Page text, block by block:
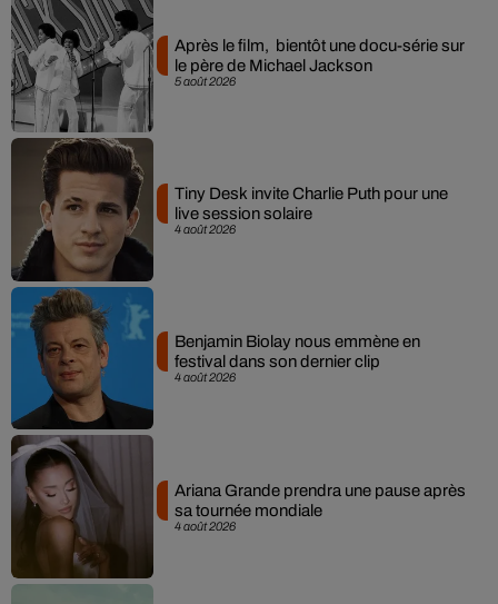
5 août 2026
Après le film, bientôt une docu-série sur
le père de Michael Jackson
4 août 2026
Tiny Desk invite Charlie Puth pour une
live session solaire
4 août 2026
Benjamin Biolay nous emmène en
festival dans son dernier clip
4 août 2026
Ariana Grande prendra une pause après
sa tournée mondiale